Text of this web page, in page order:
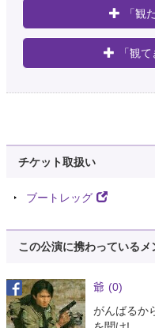
「観
「観
チケット取扱い
ブートレッグ
この公演に携わっているメ
爺 (0)
がんばるか